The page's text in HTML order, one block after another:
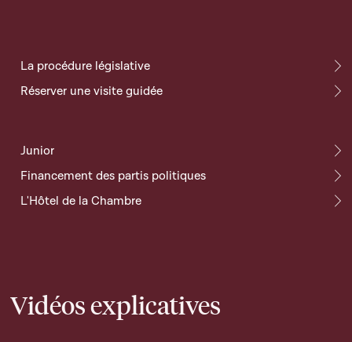
La procédure législative
Réserver une visite guidée
Junior
Financement des partis politiques
L'Hôtel de la Chambre
Vidéos explicatives